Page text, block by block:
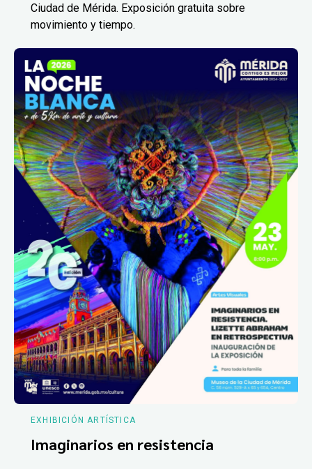
Ciudad de Mérida. Exposición gratuita sobre
movimiento y tiempo.
EXHIBICIÓN ARTÍSTICA
Imaginarios en resistencia